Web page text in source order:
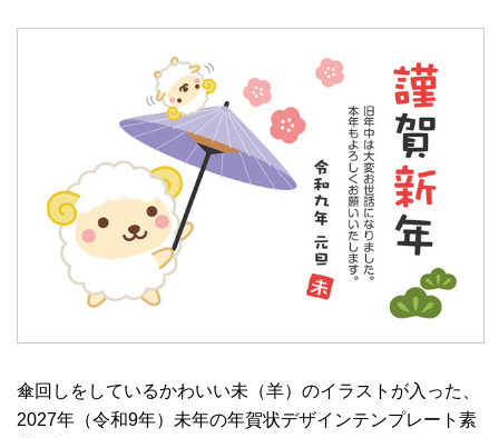
傘回しをしているかわいい未（羊）のイラストが入った、
2027年（令和9年）未年の年賀状デザインテンプレート素